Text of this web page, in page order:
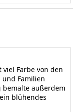
Farbe von den
Familien
bemalte außerdem
blühendes